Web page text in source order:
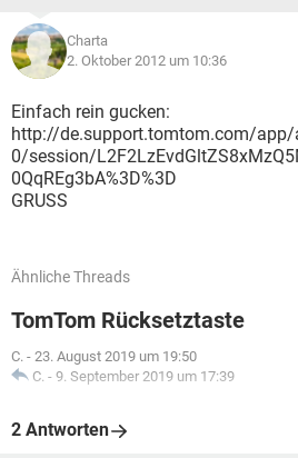
Charta
2. Oktober 2012 um 10:36
Einfach rein gucken:
http://de.support.tomtom.com/
0/session/
0QqREg3bA%3D%3D
GRUSS
Ähnliche Threads
TomTom Rücksetztaste
C. - 23. August 2019 um 19:50
C. - 9. September 2019 um 17:39
2 Antworten